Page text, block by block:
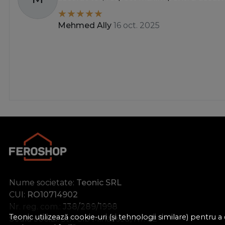
Teonic utilizează cookie-uri (și tehnologii similare) pentru
Mehmed Ally 16 oct. 2025
Nume societate: Teonic SRL
CUI: RO10714902
Nr. reg. com.: J38/289/1998
Sediu social:Str. Gib Mihăescu, Nr. 22